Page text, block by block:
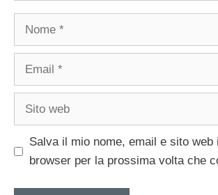
Nome
Email
Sito
Salva il mio nome, email e sito web
browser per la prossima volta che